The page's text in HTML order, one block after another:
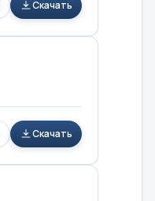
Скачать
Скачать